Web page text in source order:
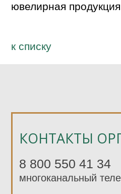
КОНТАКТЫ
8 800 550 41 34
многоканальный
ювелирная продукция
к спиcку